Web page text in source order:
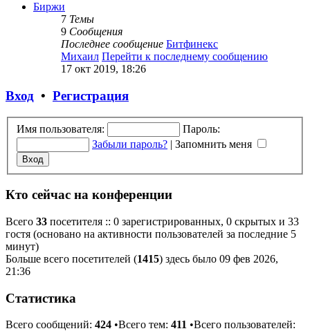
Биржи
7 Темы
9 Сообщения
Последнее сообщение Битфинекс
Михаил Перейти к последнему сообщению
17 окт 2019, 18:26
Вход • Регистрация
Имя пользователя:
Пароль:
Забыли пароль? | Запомнить меня
Кто сейчас на конференции
Всего 33 посетителя :: 0 зарегистрированных, 0 скрытых и 33
гостя (основано на активности пользователей за последние 5
минут)
Больше всего посетителей (1415) здесь было 09 фев 2026,
21:36
Статистика
Всего сообщений: 424 •Всего тем: 411 •Всего пользователей: